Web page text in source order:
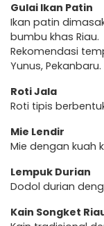
Gulai Ikan Patin
Ikan patin
bumbu khas Riau.
Rekomendasi
Yunus, Pekanbaru.
Roti Jala
Roti tipis
Mie Lendir
Mie dengan kuah
Lempuk Durian
Dodol durian
Kain Songket